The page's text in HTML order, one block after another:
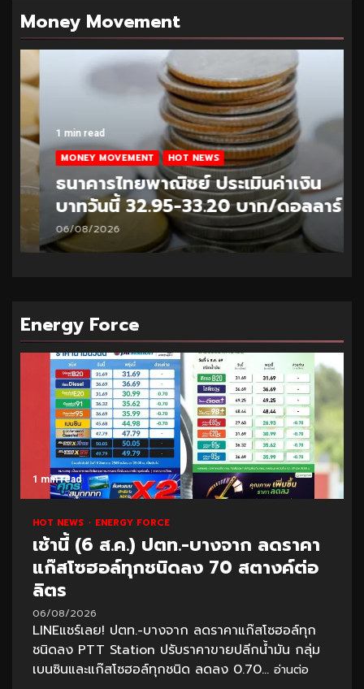
Money Movement
1 min read
MONEY MOVEMENT HOT NEWS
ธนาคารไทยพาณิชย์ ประเมินค่าเงิน
บาทวันนี้ 32.95-33.20 บาท/ดอลลาร์
06/08/2026
Energy Force
1 min read
HOT NEWS ENERGY FORCE
เช้านี้ (6 ส.ค.) ปตท.-บางจาก ลดราคา
แก๊สโซฮอล์ทุกชนิดลง 70 สตางค์ต่อ
ลิตร
06/08/2026
LINEแชร์เลย! ปตท.-บางจาก ลดราคาแก๊สโซฮอล์ทุก
ชนิดลง PTT Station ปรับราคาขายปลีกน้ำมัน กลุ่ม
เบนซินและแก๊สโซฮอล์ทุกชนิด ลดลง 0.70... อ่านต่อ